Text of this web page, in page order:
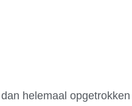
helemaal opgetrokken